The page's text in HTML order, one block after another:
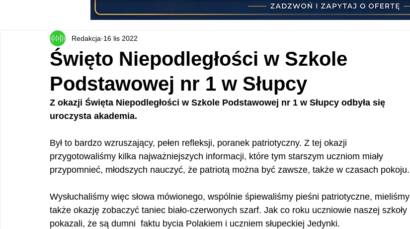
Święto Niepodległości w Szkole
Podstawowej nr 1 w Słupcy
Redakcja 16 lis 2022
Z okazji Święta Niepodległości w Szkole Podstawowej nr 1 w Słupcy odbyła się
uroczysta akademia.
Był to bardzo wzruszający, pełen refleksji, poranek patriotyczny. Z tej okazji
przygotowaliśmy kilka najważniejszych informacji, które tym starszym uczniom miały
przypomnieć, młodszych nauczyć, że patriotą można być zawsze, także w czasach pokoju.
Wysłuchaliśmy więc słowa mówionego, wspólnie śpiewaliśmy pieśni patriotyczne, mieliśmy
także okazję zobaczyć taniec biało-czerwonych szarf. Jak co roku uczniowie naszej szkoły
pokazali, że są dumni  faktu bycia Polakiem i uczniem słupeckiej Jedynki.